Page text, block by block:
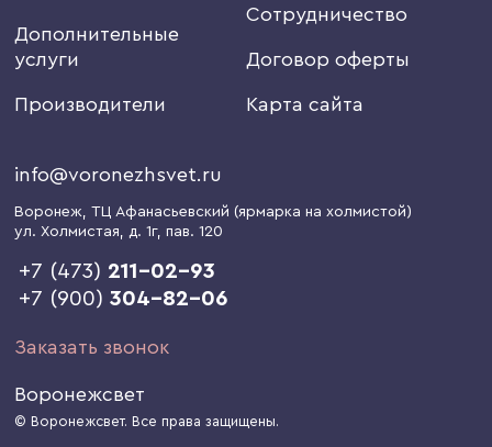
Дополнительные
услуги
Производители
Сотрудничество
Договор оферты
Карта сайта
info@voronezhsvet.ru
Воронеж, ТЦ Афанасьевский (ярмарка на холмистой)
ул. Холмистая, д. 1г, пав. 120
+7 (473) 211-02-93
+7 (900)304-82-06
Заказать звонок
Воронежсвет
© Воронежсвет. Все права защищены.